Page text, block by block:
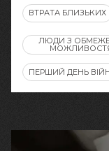
ВТРАТА БЛИЗЬКИХ
ЛЮДИ З
ПЕРШИЙ ДЕНЬ